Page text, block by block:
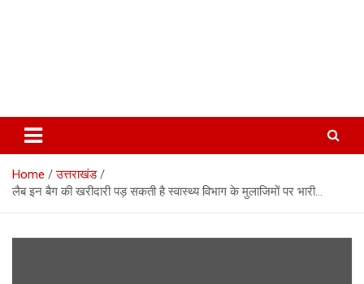
Home
उत्तराखंड
लैब इन बैग की खरीदारी पड़ सकती है स्वास्थ्य विभाग के मुलाजिमों पर भारी…